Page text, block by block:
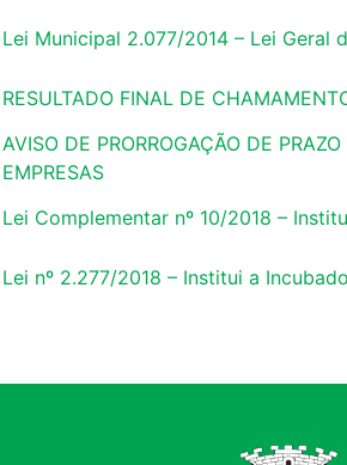
Lei Municipal 2.077/2014 – Lei Geral
RESULTADO FINAL DE
AVISO DE PRORROGAÇÃO DE
EMPRESAS
Lei Complementar nº 10/2018 –
Lei nº 2.277/2018 – Institui a